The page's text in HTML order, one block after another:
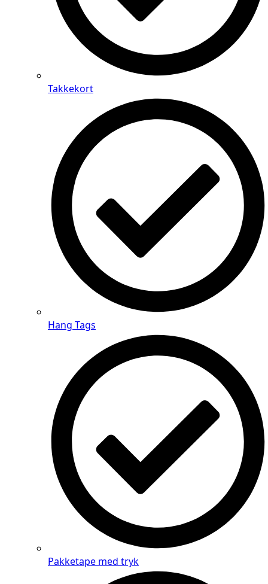
Takkekort
Hang Tags
Pakketape med tryk